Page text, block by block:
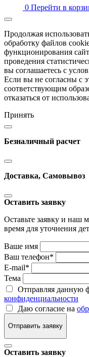
0 Перейти в
Продолжая
обработку файлов
функционирования
проведения
вы соглашаетесь с
Если вы не согласны с
соответствующим
отказаться от
Принять
Безналичный расчет
Доставка, Самовывоз
Оставить заявку
Оставьте заявку и наш
время для уточнения
Ваше имя
Ваш телефон*
E-mail*
Тема
Отправляя данную
конфиденциальности
Даю согласие на
Отправить заявку
Оставить заявку